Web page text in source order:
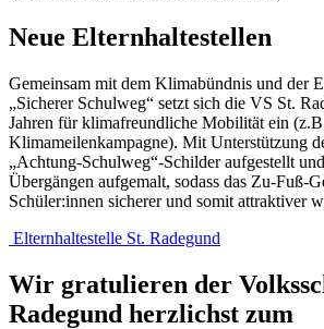
Neue Elternhaltestellen
Gemeinsam mit dem Klimabündnis und der
„Sicherer Schulweg“ setzt sich die VS St.
Jahren für klimafreundliche Mobilität ein
Klimameilenkampagne). Mit Unterstützung
„Achtung-Schulweg“-Schilder aufgestellt
Übergängen aufgemalt, sodass das Zu-Fuß-
Schüler:innen sicherer und somit attraktiver
Elternhaltestelle St. Radegund
Wir gratulieren der
Radegund herzlichst zum